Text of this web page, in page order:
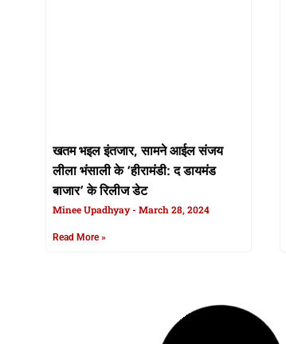
खतम भइल इंतजार, सामने आईल संजय
लीला भंसाली के ‘हीरामंडी: द डायमंड
बाजार’ के रिलीज डेट
Minee Upadhyay March 28, 2024
Read More »